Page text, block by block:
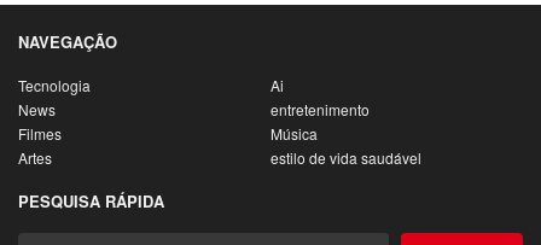
NAVEGAÇÃO
Tecnologia
Ai
News
entretenimento
Filmes
Música
Artes
estilo de vida saudável
PESQUISA RÁPIDA